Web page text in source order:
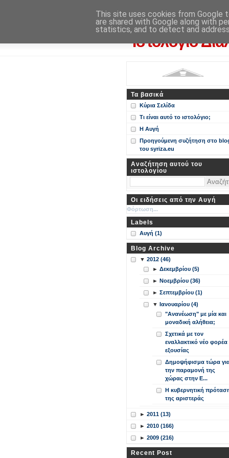
Ιστολόγιο
Περί ΣΥΝ, ΣΥΡΙΖΑ και
Τα βασικά
Κύρια Σελίδα
Τι είναι αυτό το ιστολόγιο;
Η Αυγή
Προηγούμενη συζήτηση στο
του syriza.eu
Αναζήτηση αυτού του
ιστολογίου
Οι ειδήσεις από την Αυγή
Φόρτωση...
Labels
Αυγή (1)
Blog Archive
▼ 2012 (46)
► Δεκεμβρίου (5)
► Νοεμβρίου (36)
► Σεπτεμβρίου (1)
▼ Ιανουαρίου (4)
"Ανανέωση" με μία και
μοναδική αλήθεια;
Σχετικά με τον
εναλλακτικό νέο φορέα
εξουσίας
Δημοψήφισμα τώρα
την παραμονή της
χώρας στην Ε...
Η κυβερνητική
της αριστεράς
► 2011 (13)
► 2010 (166)
► 2009 (216)
Recent Post
This site uses cookies from Google
are shared with Google along with
statistics, and to detect and